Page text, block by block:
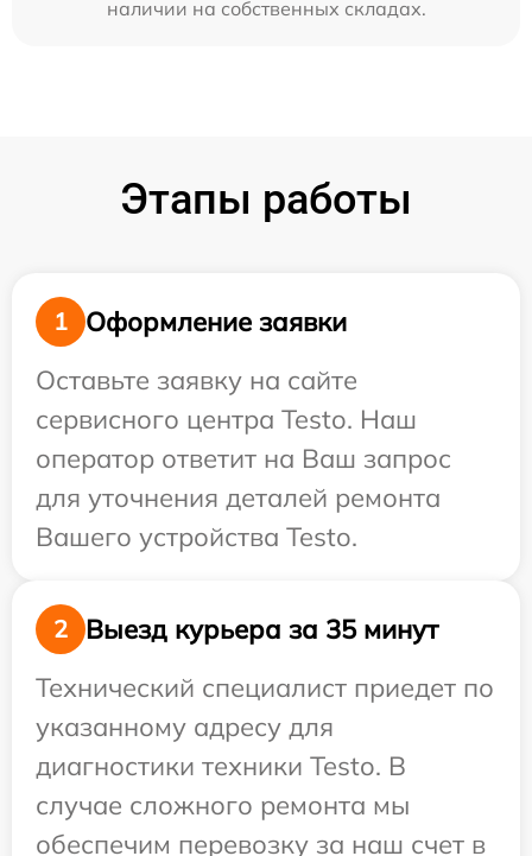
наличии на собственных складах.
Этапы работы
1
Оформление заявки
Оставьте заявку на сайте
сервисного центра Testo. Наш
оператор ответит на Ваш запрос
для уточнения деталей ремонта
Вашего устройства Testo.
2
Выезд курьера за 35 минут
Технический специалист приедет по
указанному адресу для
диагностики техники Testo. В
случае сложного ремонта мы
обеспечим перевозку за наш счет в